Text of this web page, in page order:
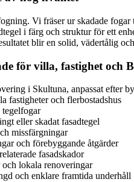
Vi fräser ur skadade
i färg och struktur för ett
blir en solid, vädertålig
för villa, fastighet och
i Skultuna, anpassat efter
fastigheter och flerbostadshus
eller skadat fasadtegel
missfärgningar
och förebyggande åtgärder
fasadskador
lokala renoveringar
och enklare framtida underhåll